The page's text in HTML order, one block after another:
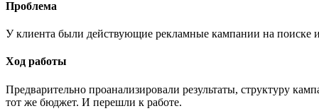
Проблема
У клиента были действующие рекламные кампании на поиске и
Ход работы
Предварительно проанализировали результаты, структуру
тот же бюджет. И перешли к работе.